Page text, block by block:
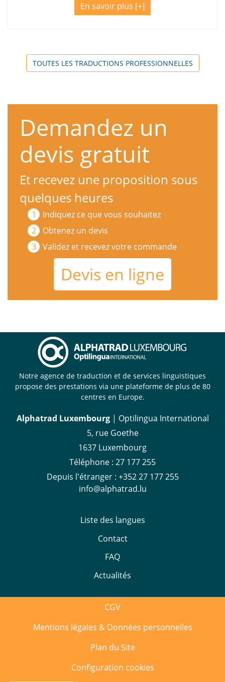
En savoir plus
TOUTES LES TRADUCTIONS PROFESSIONNELLES
Demandez un
devis gratuit
Et recevez une proposition sous
quelques heures
Indiquez ce que vous souhaitez
Obtenez un devis
Validez et recevez votre commande
Devis en ligne
Notre agence de traduction et de services linguistiques
propose des prestations via une plateforme de plus de 80
centres en Europe.
Alphatrad Luxembourg | Optilingua International
5, rue Goethe
1637 Luxembourg
Téléphone : 27 177 255
Depuis l'étranger : +352 27 177 255
info@alphatrad.lu
Liste des langues
Contact
FAQ
Actualités
CGV
Mentions légales & Données personnelles
Plan du Site
Configuration cookies